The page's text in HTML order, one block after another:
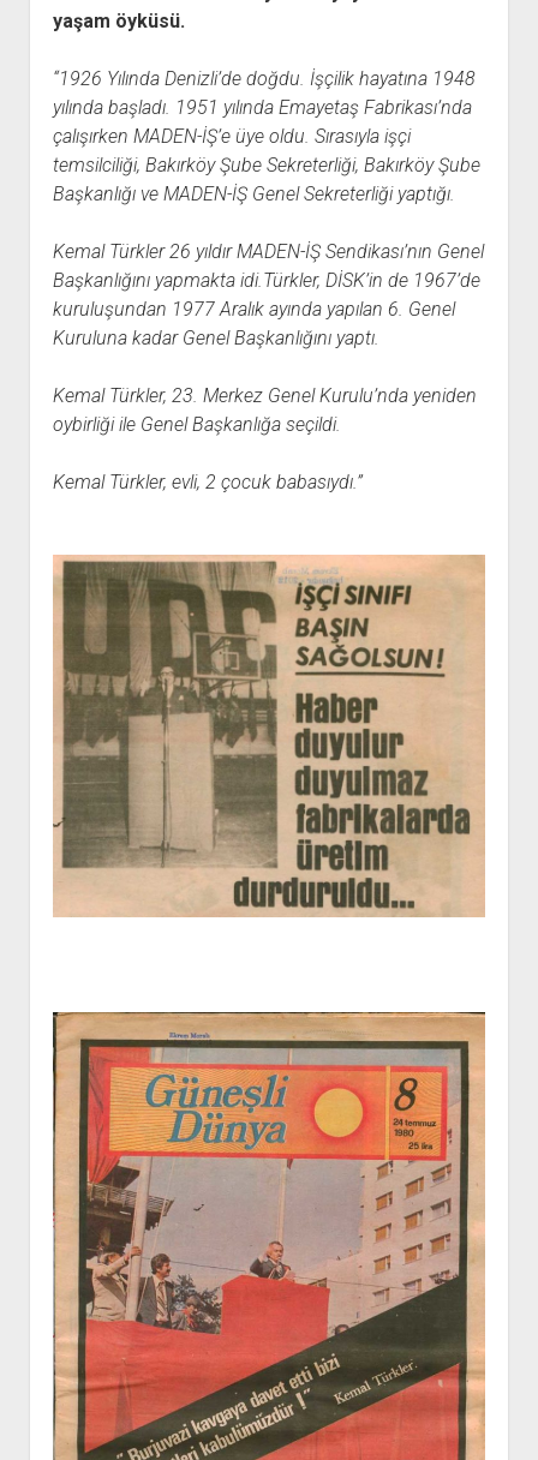
YURTDIŞI KİTAPLIĞI
FİDEF KİTAPLIĞI
TDF KİTAPLIĞI
GDF KİTAPLIĞI
yaşam öyküsü.
“1926 Yılında Denizli’de doğdu. İşçilik hayatına 1948
yılında başladı. 1951 yılında Emayetaş Fabrikası’nda
çalışırken MADEN-İŞ’e üye oldu. Sırasıyla işçi
temsilciliği, Bakırköy Şube Sekreterliği, Bakırköy Şube
Başkanlığı ve MADEN-İŞ Genel Sekreterliği yaptığı.
Kemal Türkler 26 yıldır MADEN-İŞ Sendikası’nın Genel
Başkanlığını yapmakta idi.Türkler, DİSK’in de 1967’de
kuruluşundan 1977 Aralık ayında yapılan 6. Genel
Kuruluna kadar Genel Başkanlığını yaptı.
Kemal Türkler, 23. Merkez Genel Kurulu’nda yeniden
oybirliği ile Genel Başkanlığa seçildi.
Kemal Türkler, evli, 2 çocuk babasıydı.”